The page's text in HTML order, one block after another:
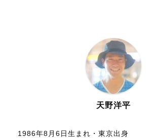
天野洋平
1986年8月6日生まれ・東京出身